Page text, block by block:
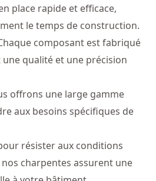
place rapide et efficace,
le temps de construction.
composant est fabriqué
qualité et une précision
offrons une large gamme
aux besoins spécifiques de
résister aux conditions
charpentes assurent une